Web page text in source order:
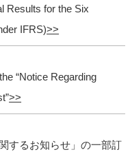
Results for the Six
IFRS)
“Notice Regarding
するお知らせ」の一部訂